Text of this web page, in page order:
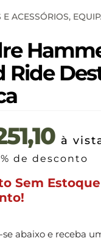
E ACESSÓRIOS,
Ride
à
de desconto
Sem
se abaixo e receba